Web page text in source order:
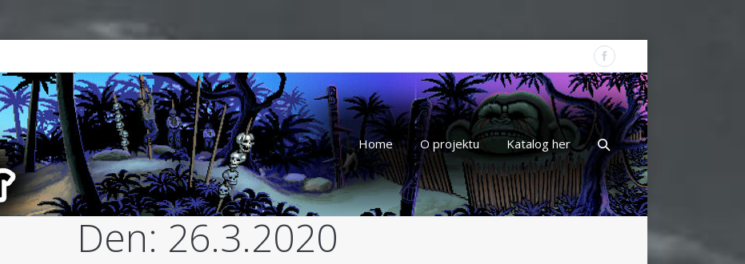
Home O projektu Katalog her
Den: 26.3.2020